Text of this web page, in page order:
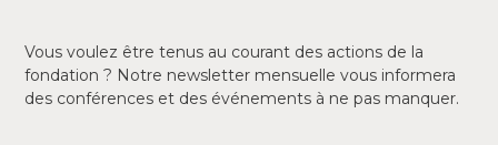
Vous voulez être tenus au courant des actions de la
fondation ? Notre newsletter mensuelle vous informera
des conférences et des événements à ne pas manquer.